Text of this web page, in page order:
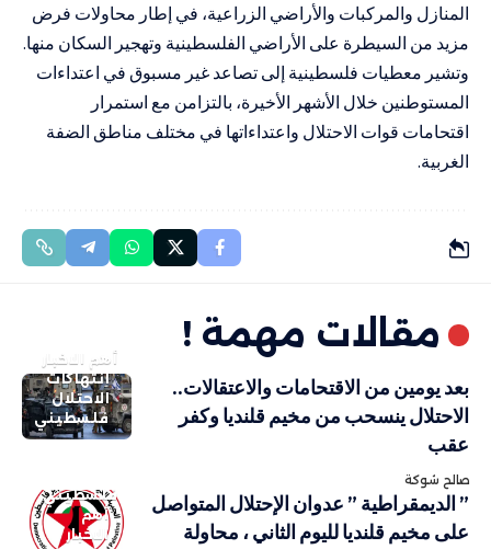
المنازل والمركبات والأراضي الزراعية، في إطار محاولات فرض
مزيد من السيطرة على الأراضي الفلسطينية وتهجير السكان منها.
وتشير معطيات فلسطينية إلى تصاعد غير مسبوق في اعتداءات
المستوطنين خلال الأشهر الأخيرة، بالتزامن مع استمرار
اقتحامات قوات الاحتلال واعتداءاتها في مختلف مناطق الضفة
الغربية.
مقالات مهمة !
أهم الاخبار
انتهاكات
الاحتلال
فلسطيني
بعد يومين من الاقتحامات والاعتقالات..
الاحتلال ينسحب من مخيم قلنديا وكفر
عقب
صالح شوكة
فلسطيني
أهم
الاخبار
” الديمقراطية ” عدوان الإحتلال المتواصل
على مخيم قلنديا لليوم الثاني ، محاولة